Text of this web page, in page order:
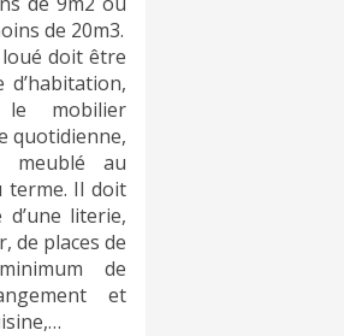
de 20m3.
doit être
d’habitation,
mobilier
quotidienne,
meublé au
terme. Il doit
literie,
de places de
de
et